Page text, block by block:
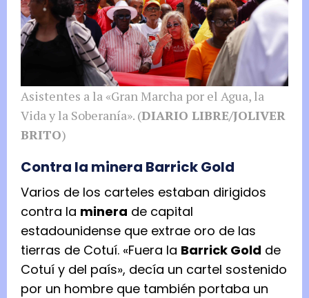
Asistentes a la «Gran Marcha por el Agua, la
Vida y la Soberanía». (DIARIO LIBRE/JOLIVER
BRITO)
Contra la minera Barrick Gold
Varios de los carteles estaban dirigidos
contra la minera de capital
estadounidense que extrae oro de las
tierras de Cotuí. «Fuera la Barrick Gold de
Cotuí y del país», decía un cartel sostenido
por un hombre que también portaba un